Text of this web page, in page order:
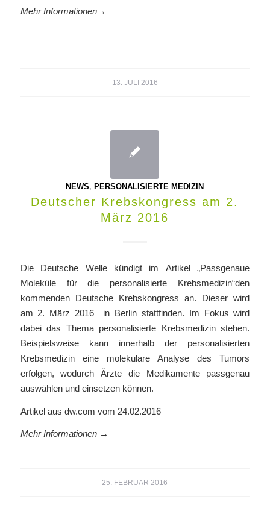
Mehr Informationen→
13. JULI 2016
NEWS, PERSONALISIERTE MEDIZIN
Deutscher Krebskongress am 2.
März 2016
Die Deutsche Welle kündigt im Artikel „Passgenaue
Moleküle für die personalisierte Krebsmedizin“den
kommenden Deutsche Krebskongress an. Dieser wird
am 2. März 2016 in Berlin stattfinden. Im Fokus wird
dabei das Thema personalisierte Krebsmedizin stehen.
Beispielsweise kann innerhalb der personalisierten
Krebsmedizin eine molekulare Analyse des Tumors
erfolgen, wodurch Ärzte die Medikamente passgenau
auswählen und einsetzen können.
Artikel aus dw.com vom 24.02.2016
Mehr Informationen →
25. FEBRUAR 2016